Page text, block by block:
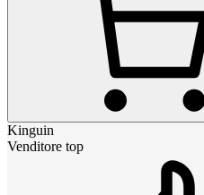
Kinguin
Venditore top